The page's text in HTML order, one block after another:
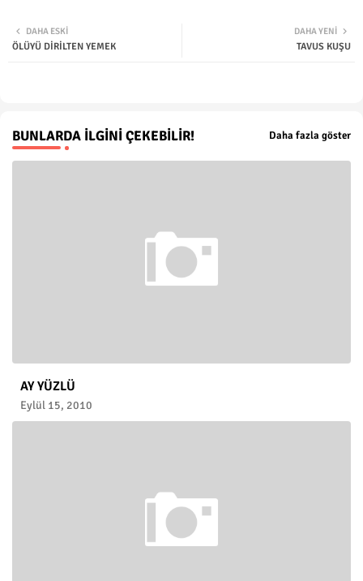
DAHA YENI
TAVUS KUŞU
DAHA ESKI
ÖLÜYÜ DİRİLTEN YEMEK
BUNLARDA İLGINI ÇEKEBILIR! Daha fazla göster
AY YÜZLÜ
Eylül 15, 2010